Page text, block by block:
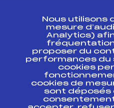
ESPACE PRESSE
Ressources
Pass’Neige
Projet sportif
Projet de
Antidopage
Pôle
Nous utilisons
mesure
Analytics)
proposer du
performances du
cookies
cookies de
sont déposés